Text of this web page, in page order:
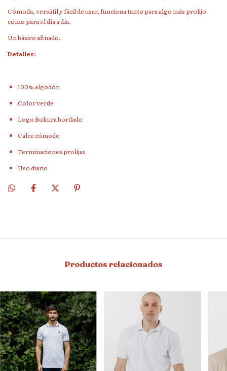
Cómoda, versátil y fácil de usar, funciona tanto para algo más prolijo
como para el día a día.
Un básico afinado.
Detalles:
100% algodón
Color verde
Logo Bokura bordado
Calce cómodo
Terminaciones prolijas
Uso diario
Productos relacionados
10%
OFF